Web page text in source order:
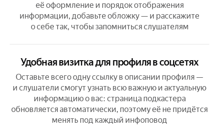
её оформление и порядок отображения
информации, добавьте обложку — и расскажите
о себе так, чтобы запомниться слушателям
Удобная визитка для профиля в соцсетях
Оставьте всего одну ссылку в описании профиля —
и слушатели смогут узнать всю важную и актуальную
информацию о вас: страница подкастера
обновляется автоматически, поэтому её не придётся
менять под каждый инфоповод